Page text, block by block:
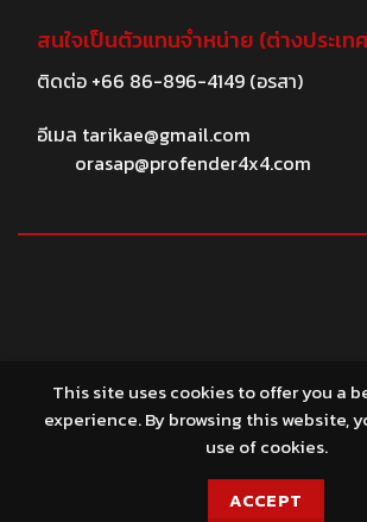
สนใจเป็นตัวแทนจำหน่าย (ต่างประเท
ติดต่อ +66 86-896-4149(อรสา)
อีเมล tarikae@gmail.com
orasap@profender4x4.com
This site uses cookies to offer you a
experience. By browsing this website,
use of cookies.
ACCEPT